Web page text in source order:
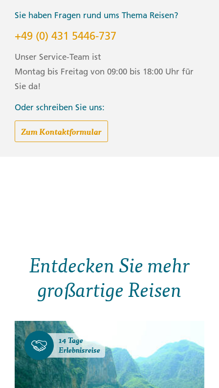
Sie haben Fragen rund ums Thema Reisen?
+49 (0) 431 5446-737
Unser Service-Team ist
Montag bis Freitag von 09:00 bis 18:00 Uhr für
Sie da!
Oder schreiben Sie uns:
Zum Kontaktformular
Entdecken Sie mehr
großartige Reisen
14 Tage
Erlebnisreise